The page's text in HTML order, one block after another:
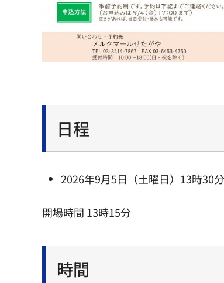
日程
2026年9月5日（土曜日）13時30
開場時間 13時15分
時間